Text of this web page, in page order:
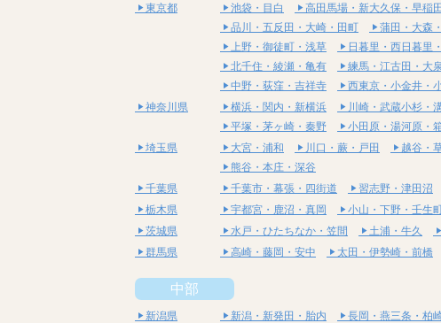
東京都 池袋・目白 高田馬場・新大久保・早稲田
品川・五反田・大崎・田町
蒲田・大森
上野・御徒町・浅草
日暮里・西日暮里
北千住・綾瀬・亀有
練馬・江古田・大
中野・荻窪・吉祥寺
西東京・小金井・
神奈川県
横浜・関内・新横浜 川崎・武蔵小杉・
平塚・茅ヶ崎・秦野
小田原・湯河原・
埼玉県
大宮・浦和 川口・蕨・戸田 越谷・
熊谷・本庄・深谷
千葉県
千葉市・幕張・四街道 習志野・津田沼
栃木県
宇都宮・鹿沼・真岡 小山・下野・壬生
茨城県
水戸・ひたちなか・笠間 土浦・牛久
群馬県
高崎・藤岡・安中 太田・伊勢崎・前橋
中部
新潟県 新潟・新発田・胎内 長岡・燕三条・柏